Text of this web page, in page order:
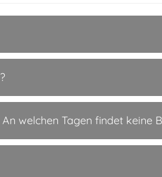
welchen Tagen findet keine